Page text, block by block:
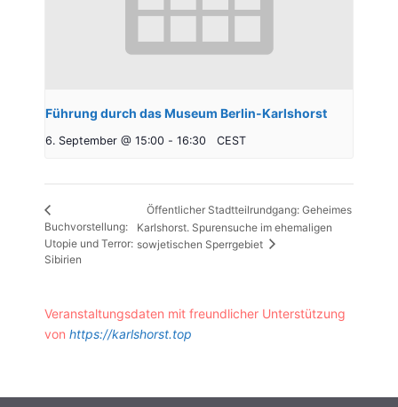
Führung durch das Museum Berlin-Karlshorst
6. September @ 15:00 - 16:30 CEST
Buchvorstellung:
Utopie und Terror:
Sibirien
Öffentlicher Stadtteilrundgang: Geheimes
Karlshorst. Spurensuche im ehemaligen
sowjetischen Sperrgebiet
Veranstaltungsdaten mit freundlicher Unterstützung
von https://karlshorst.top